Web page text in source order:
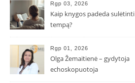
Rgp 03, 2026
Kaip knygos padeda sulėtinti
tempą?
Rgp 01, 2026
Olga Žemaitienė – gydytoja
echoskopuotoja